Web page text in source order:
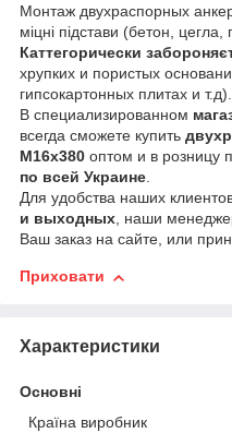
Монтаж двухраспорных
міцні підстави (бетон,
Каттегорически
хрупких и пористых
гипсокартонных плитах и т.д).
В специализированном
всегда сможете купить
М16х380 оптом и в розницу
по всей Украине.
Для удобства наших
и выходных, наши
Ваш заказ на сайте, или
Приховати
Характеристики
Основні
Країна виробник